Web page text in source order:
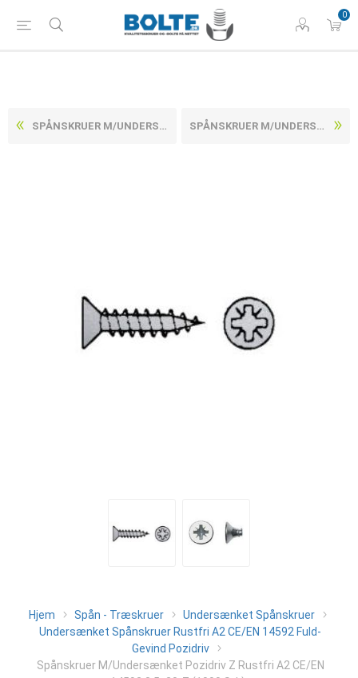
0
SPÅNSKRUER M/UNDERSÆNKET POZIDRIV Z RUSTFRI A2 CE/EN 14592 3,5X16-Z (200 STK) SPÅNSKRUER M/UNDERSÆNKET POZIDRIV Z RUSTFRI A2 CE/EN 14592 3,5X20-Z (200 STK)
Hjem Spån - Træskruer
Undersænket Spånskruer
Undersænket Spånskruer Rustfri A2 CE/EN 14592 Fuld-
Gevind Pozidriv
Spånskruer M/Undersænket Pozidriv Z Rustfri A2 CE/EN